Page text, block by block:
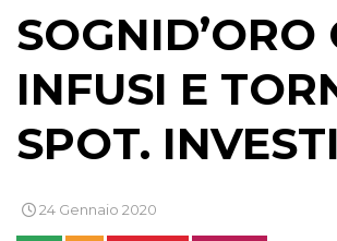
INFUSI E
SPOT.
24 Gennaio 2020